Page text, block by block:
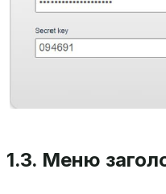
1.3. Меню